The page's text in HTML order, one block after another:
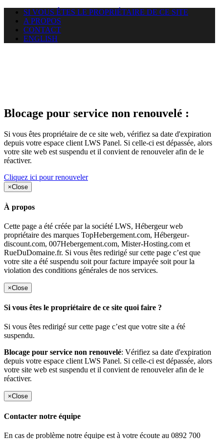
SI VOUS ÊTES LE PROPRIÉTAIRE DE CE SITE
A PROPOS
CONTACT
ENGLISH
Blocage pour service non renouvelé :
Si vous êtes propriétaire de ce site web, vérifiez sa date d'expiration
depuis votre espace client LWS Panel. Si celle-ci est dépassée, alors
votre site web est suspendu et il convient de renouveler afin de le
réactiver.
Cliquez ici pour renouveler
×Close
À propos
Cette page a été créée par la société LWS, Hébergeur web
propriétaire des marques TopHebergement.com, Hébergeur-
discount.com, 007Hebergement.com, Mister-Hosting.com et
RueDuDomaine.fr. Si vous êtes redirigé sur cette page c’est que
votre site a été suspendu soit pour facture impayée soit pour la
violation des conditions générales de nos services.
×Close
Si vous êtes le propriétaire de ce site quoi faire ?
Si vous êtes redirigé sur cette page c’est que votre site a été
suspendu.
Blocage pour service non renouvelé: Vérifiez sa date d'expiration
depuis votre espace client LWS Panel. Si celle-ci est dépassée, alors
votre site web est suspendu et il convient de renouveler afin de le
réactiver.
×Close
Contacter notre équipe
En cas de problème notre équipe est à votre écoute au 0892 700